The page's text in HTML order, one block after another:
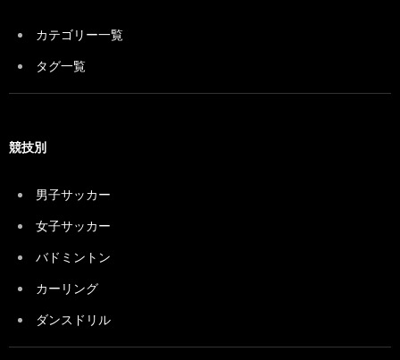
カテゴリー一覧
タグ一覧
競技別
男子サッカー
女子サッカー
バドミントン
カーリング
ダンスドリル